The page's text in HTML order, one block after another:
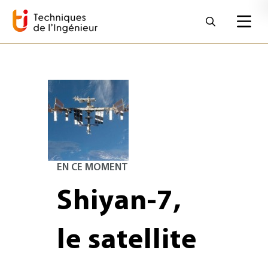
EN CE MOMENT
Shiyan-7,
le satellite